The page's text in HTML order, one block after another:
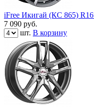
iFree Икигай (КС 865)
7 090 руб.
шт. В корзину